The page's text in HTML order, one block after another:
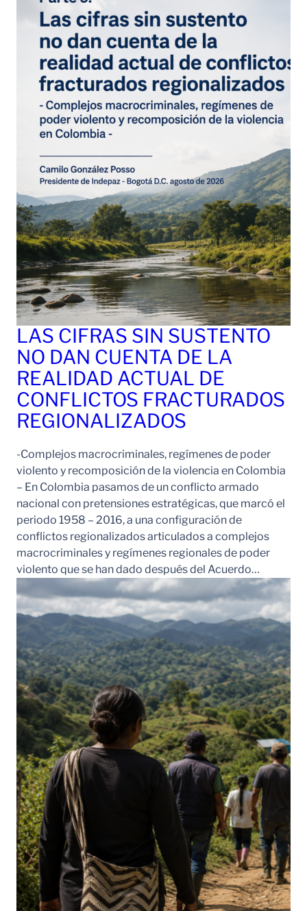
LAS CIFRAS SIN SUSTENTO
NO DAN CUENTA DE LA
REALIDAD ACTUAL DE
CONFLICTOS FRACTURADOS
REGIONALIZADOS
-Complejos macrocriminales, regímenes de poder
violento y recomposición de la violencia en Colombia
– En Colombia pasamos de un conflicto armado
nacional con pretensiones estratégicas, que marcó el
periodo 1958 – 2016, a una configuración de
conflictos regionalizados articulados a complejos
macrocriminales y regímenes regionales de poder
violento que se han dado después del Acuerdo…